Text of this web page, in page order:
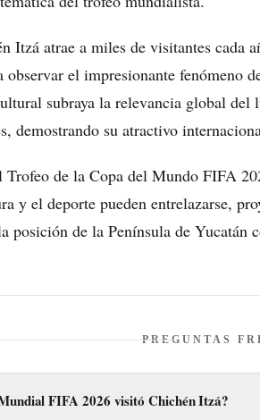
Itzá atrae a miles de visitantes cada
observar el impresionante fenómeno
subraya la relevancia global del
demostrando su atractivo
Trofeo de la Copa del Mundo FIFA
y el deporte pueden entrelazarse,
posición de la Península de Yucatán
PREGUNTAS
FIFA 2026 visitó Chichén Itzá?